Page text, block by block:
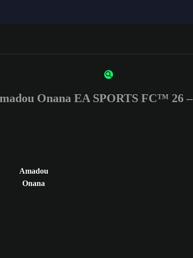
of 3 characters or numbers
Onana EA SPORTS FC™ 26 –
Amadou
Onana